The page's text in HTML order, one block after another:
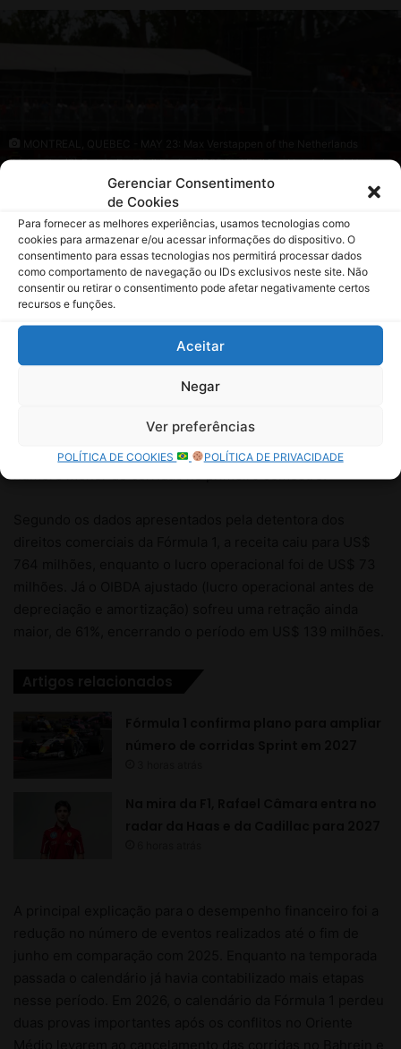
Gerenciar Consentimento
de Cookies
Para fornecer as melhores experiências, usamos tecnologias como
cookies para armazenar e/ou acessar informações do dispositivo. O
consentimento para essas tecnologias nos permitirá processar dados
como comportamento de navegação ou IDs exclusivos neste site. Não
consentir ou retirar o consentimento pode afetar negativamente certos
recursos e funções.
Aceitar
Negar
Ver preferências
POLÍTICA DE COOKIES POLÍTICA DE PRIVACIDADE